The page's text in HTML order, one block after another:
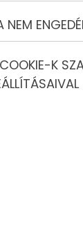
Klíma
gazdag
ami
NEM
K